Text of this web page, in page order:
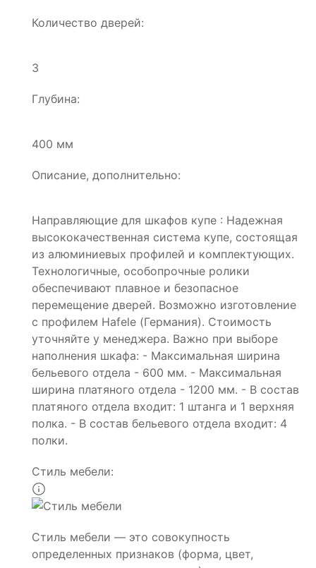
Количество дверей:
3
Глубина:
400 мм
Описание, дополнительно:
Направляющие для шкафов купе : Надежная
высококачественная система купе, состоящая
из алюминиевых профилей и комплектующих.
Технологичные, особопрочные ролики
обеспечивают плавное и безопасное
перемещение дверей. Возможно изготовление
с профилем Hafele (Германия). Стоимость
уточняйте у менеджера. Важно при выборе
наполнения шкафа: - Максимальная ширина
бельевого отдела - 600 мм. - Максимальная
ширина платяного отдела - 1200 мм. - В состав
платяного отдела входит: 1 штанга и 1 верхняя
полка. - В состав бельевого отдела входит: 4
полки.
Стиль мебели:
Стиль мебели — это совокупность
определенных признаков (форма, цвет,